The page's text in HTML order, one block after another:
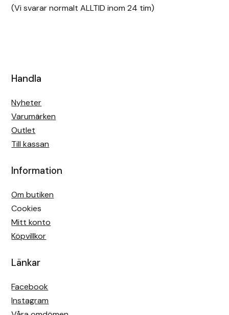
(Vi svarar normalt ALLTID inom 24 tim)
Handla
Nyheter
Varumärken
Outlet
Till kassan
Information
Om butiken
Cookies
Mitt konto
Köpvillkor
Länkar
Facebook
Instagram